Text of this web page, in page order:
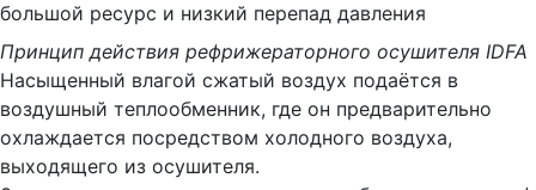
большой ресурс и низкий перепад давления
Принцип действия рефрижераторного осушителя IDFA
Насыщенный влагой сжатый воздух подаётся в
воздушный теплообменник, где он предварительно
охлаждается посредством холодного воздуха,
выходящего из осушителя.